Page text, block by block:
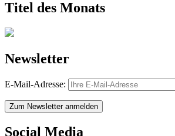
Titel des Monats
Newsletter
E-Mail-Adresse:
Zum Newsletter anmelden
Social Media